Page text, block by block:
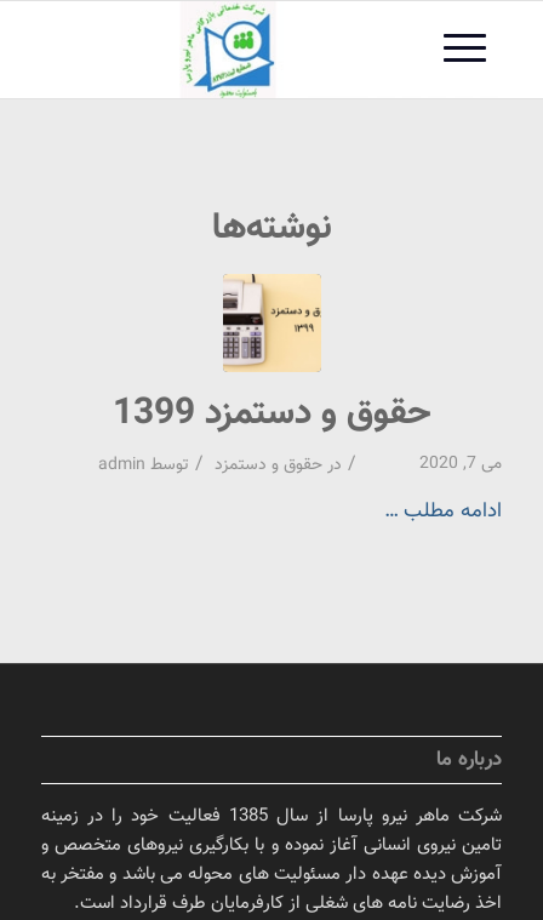
نوشته‌ها
حقوق و دستمزد 1399
می 7, 2020 / درحقوق و دستمزد / توسط admin
ادامه مطلب …
درباره ما
شرکت ماهر نیرو پارسا از سال 1385 فعالیت خود را در زمینه
تامین نیروی انسانی آغاز نموده و با بکارگیری نیروهای متخصص و
آموزش دیده عهده دار مسئولیت های محوله می باشد و مفتخر به
اخذ رضایت نامه های شغلی از کارفرمایان طرف قرارداد است.